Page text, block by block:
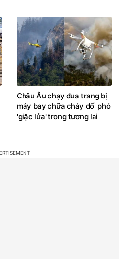
Châu Âu chạy đua trang bị
máy bay chữa cháy đối phó
'giặc lửa' trong tương lai